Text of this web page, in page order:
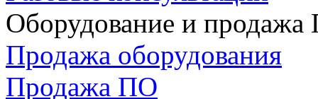
Оборудование и
Продажа оборудования
Продажа ПО